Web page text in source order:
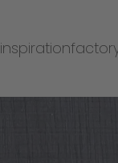
inspiration